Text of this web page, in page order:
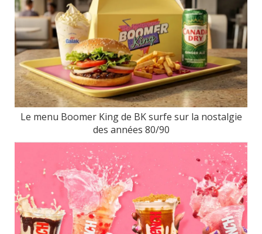
Le menu Boomer King de BK surfe sur la nostalgie
des années 80/90